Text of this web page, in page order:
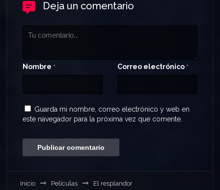
Deja un comentario
Nombre * Correo electrónico *
Guarda mi nombre, correo electrónico y web en
este navegador para la próxima vez que comente.
Inicio Películas El resplandor